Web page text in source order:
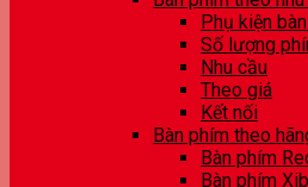
Phụ kiện
Số lượng
Nhu cầu
Theo giá
Kết nối
Bàn phím theo
Bàn phím
Bàn phím